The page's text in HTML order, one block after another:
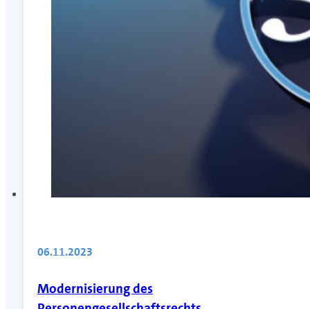
06.11.2023
Modernisierung des